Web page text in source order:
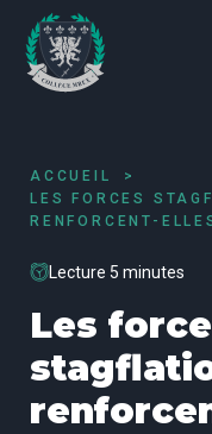
ACCUEIL
LES FORCES
RENFORCENT-
Lecture 5 minutes
Les